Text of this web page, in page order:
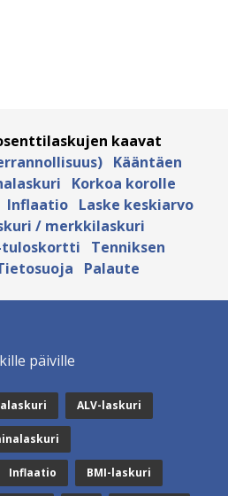
kaavat
Kääntäen
Korkoa korolle
Inflaatio Laske keskiarvo
/ merkkilaskuri
tuloskortti
Tenniksen
Palaute
päiville
ALV-laskuri
Inflaatio BMI-laskuri